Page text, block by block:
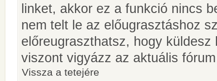
linket, akkor ez a funkció nincs
nem telt le az előugrasztáshoz
előreugraszthatsz, hogy
viszont vigyázz az aktuális
Vissza a tetejére